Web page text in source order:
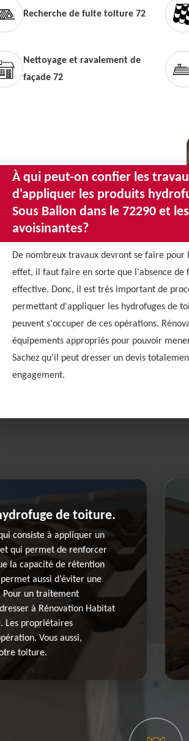
Recherche de fuite toiture 72
Nettoyage et ravalement de
façade 72
À qui peut-on confier les
d'appliquer les produits
Sous Ballon dans le 72290 et
avoisinantes?
De nombreux travaux devront se faire pour
effet, il faut faire en sorte que l'absence
effective. Donc, il est très important de
permettant d'appliquer les hydrofuges de
peuvent s'occuper de ces opérations.
équipements appropriés pour pouvoir
Sachez qu'il peut dresser un devis
engagement.
de toiture.
consiste à appliquer un
qui permet de renforcer
la capacité de rétention
aussi d’éviter une
un traitement
à Rénovation Habitat
Les propriétaires
Vous aussi,
toiture.